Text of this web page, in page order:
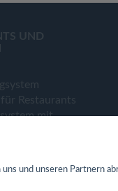
UND
Restaurants
mit
und unseren Partnern